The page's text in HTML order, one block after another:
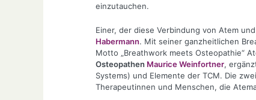
einzutauchen.
Einer, der diese Verbindung von Atem
Habermann. Mit seiner ganzheitlichen
Motto „Breathwork meets Osteopathie“
Osteopathen Maurice Weinfortner,
Systems) und Elemente der TCM. Die
Therapeutinnen und Menschen, die